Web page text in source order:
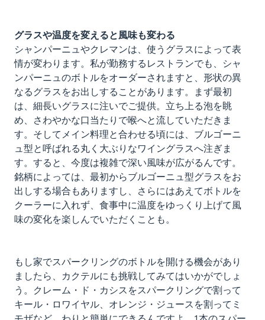
グラスや温度を変えると風味も変わる
シャンパーニュやクレマンは、使うグラスによって表
情が変わります。私が勤務するレストランでも、シャ
ンパーニュのボトルをオーダーされますと、形状の異
なるグラスをお出しすることがあります。まず最初
は、細長いグラスに注いでご提供。立ち上る泡を眺
め、さわやかな口当たりで喉へと流していただきま
す。そしてメイン料理と合わせる頃には、ブルゴーニ
ュ型と呼ばれる丸く大ぶりなワイングラスへ注ぎま
す。すると、今度は複雑で深い風味が広がるんです。
銘柄によっては、最初からブルゴーニュ型グラスをお
出しする場合もありますし、さらにはあえてボトルを
クーラーに入れず、食事中に温度をゆっくり上げて風
味の変化を楽しんでいただくことも。
もし家でスパークリングのボトルを開ける機会があり
ましたら、カクテルにも挑戦してみてはいかがでしょ
う。クレーム・ド・カシスをスパークリングで割って
キール・ロワイヤル、オレンジ・ジュースを割ってミ